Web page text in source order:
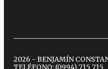
2026 - BENJAMÍN
TELÉFONO: (0994) 715 715